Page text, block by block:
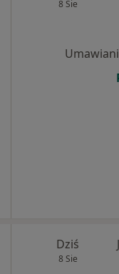
8 Sie
Dziś
8 Sie